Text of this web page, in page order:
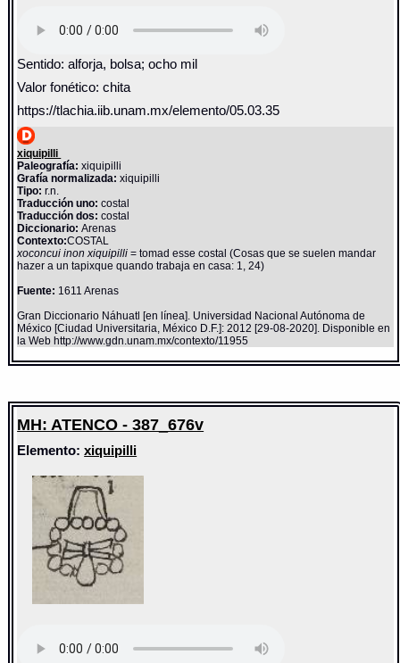
Sentido: alforja, bolsa; ocho mil
Valor fonético: chita
https://tlachia.iib.unam.mx/elemento/05.03.35
xiquipilli
Paleografía: xiquipilli
Grafía normalizada: xiquipilli
Tipo: r.n.
Traducción uno: costal
Traducción dos: costal
Diccionario:Arenas
Contexto:COSTAL
xoconcui inon xiquipilli= tomad esse costal (Cosas que se suelen mandar
hazer a un tapixque quando trabaja en casa: 1, 24)
Fuente: 1611 Arenas
Gran Diccionario Náhuatl [en línea]. Universidad Nacional Autónoma de
México [Ciudad Universitaria, México D.F.]: 2012 [29-08-2020]. Disponible en
la Web http://www.gdn.unam.mx/contexto/11955
MH: ATENCO - 387_676v
Elemento:xiquipilli